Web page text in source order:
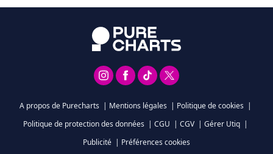
A propos de Purecharts | Mentions légales | Politique de cookies |
Politique de protection des données | CGU | CGV | Gérer Utiq |
Publicité | Préférences cookies